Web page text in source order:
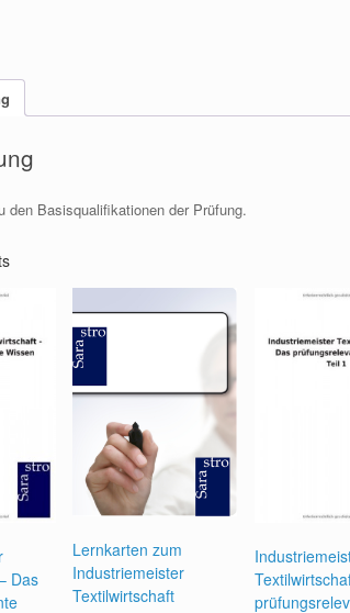
den Basisqualifikationen der Prüfung.
Das
Lernkarten zum
Industriemeister
Textilwirtschaft